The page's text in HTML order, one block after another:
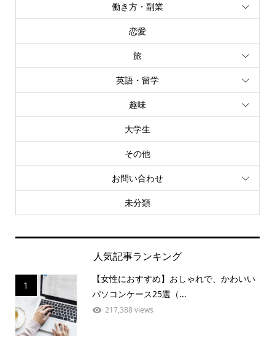
働き方・副業
恋愛
旅
英語・留学
趣味
大学生
その他
お問い合わせ
未分類
人気記事ランキング
1
【女性におすすめ】おしゃれで、かわいい
パソコンケース25選（...
217,388 views